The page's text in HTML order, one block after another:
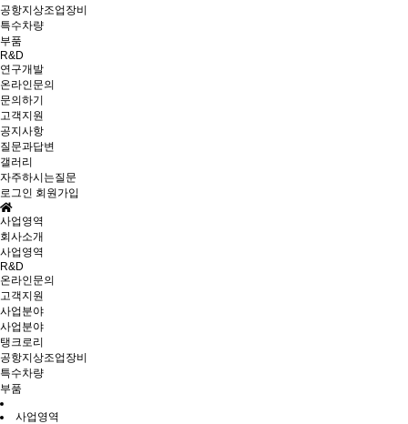
공항지상조업장비
특수차량
부품
R&D
연구개발
온라인문의
문의하기
고객지원
공지사항
질문과답변
갤러리
자주하시는질문
로그인 회원가입
사업영역
회사소개
사업영역
R&D
온라인문의
고객지원
사업분야
사업분야
탱크로리
공항지상조업장비
특수차량
부품
사업영역